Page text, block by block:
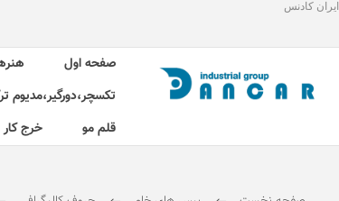
ایران کادنس
صفحه اول
تکسچر،دورگیر،مدیوم
قلم مو
خرج کار